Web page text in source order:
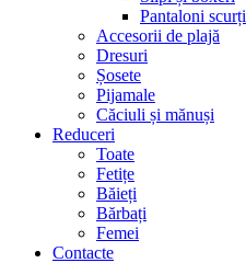
Pantaloni scurți
Accesorii de plajă
Dresuri
Șosete
Pijamale
Căciuli și mănuși
Reduceri
Toate
Fetițe
Băieți
Bărbați
Femei
Contacte